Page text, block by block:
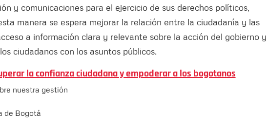
y comunicaciones para el ejercicio de sus derechos políticos,
manera se espera mejorar la relación entre la ciudadanía y las
a información clara y relevante sobre la acción del gobierno y
ciudadanos con los asuntos públicos.
la confianza ciudadana y empoderar a los bogotanos
nuestra gestión
de Bogotá